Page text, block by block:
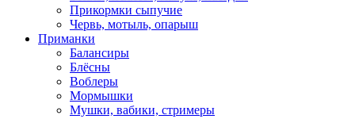
Прикормки сыпучие
Червь, мотыль, опарыш
Приманки
Балансиры
Блёсны
Воблеры
Мормышки
Мушки, вабики, стримеры